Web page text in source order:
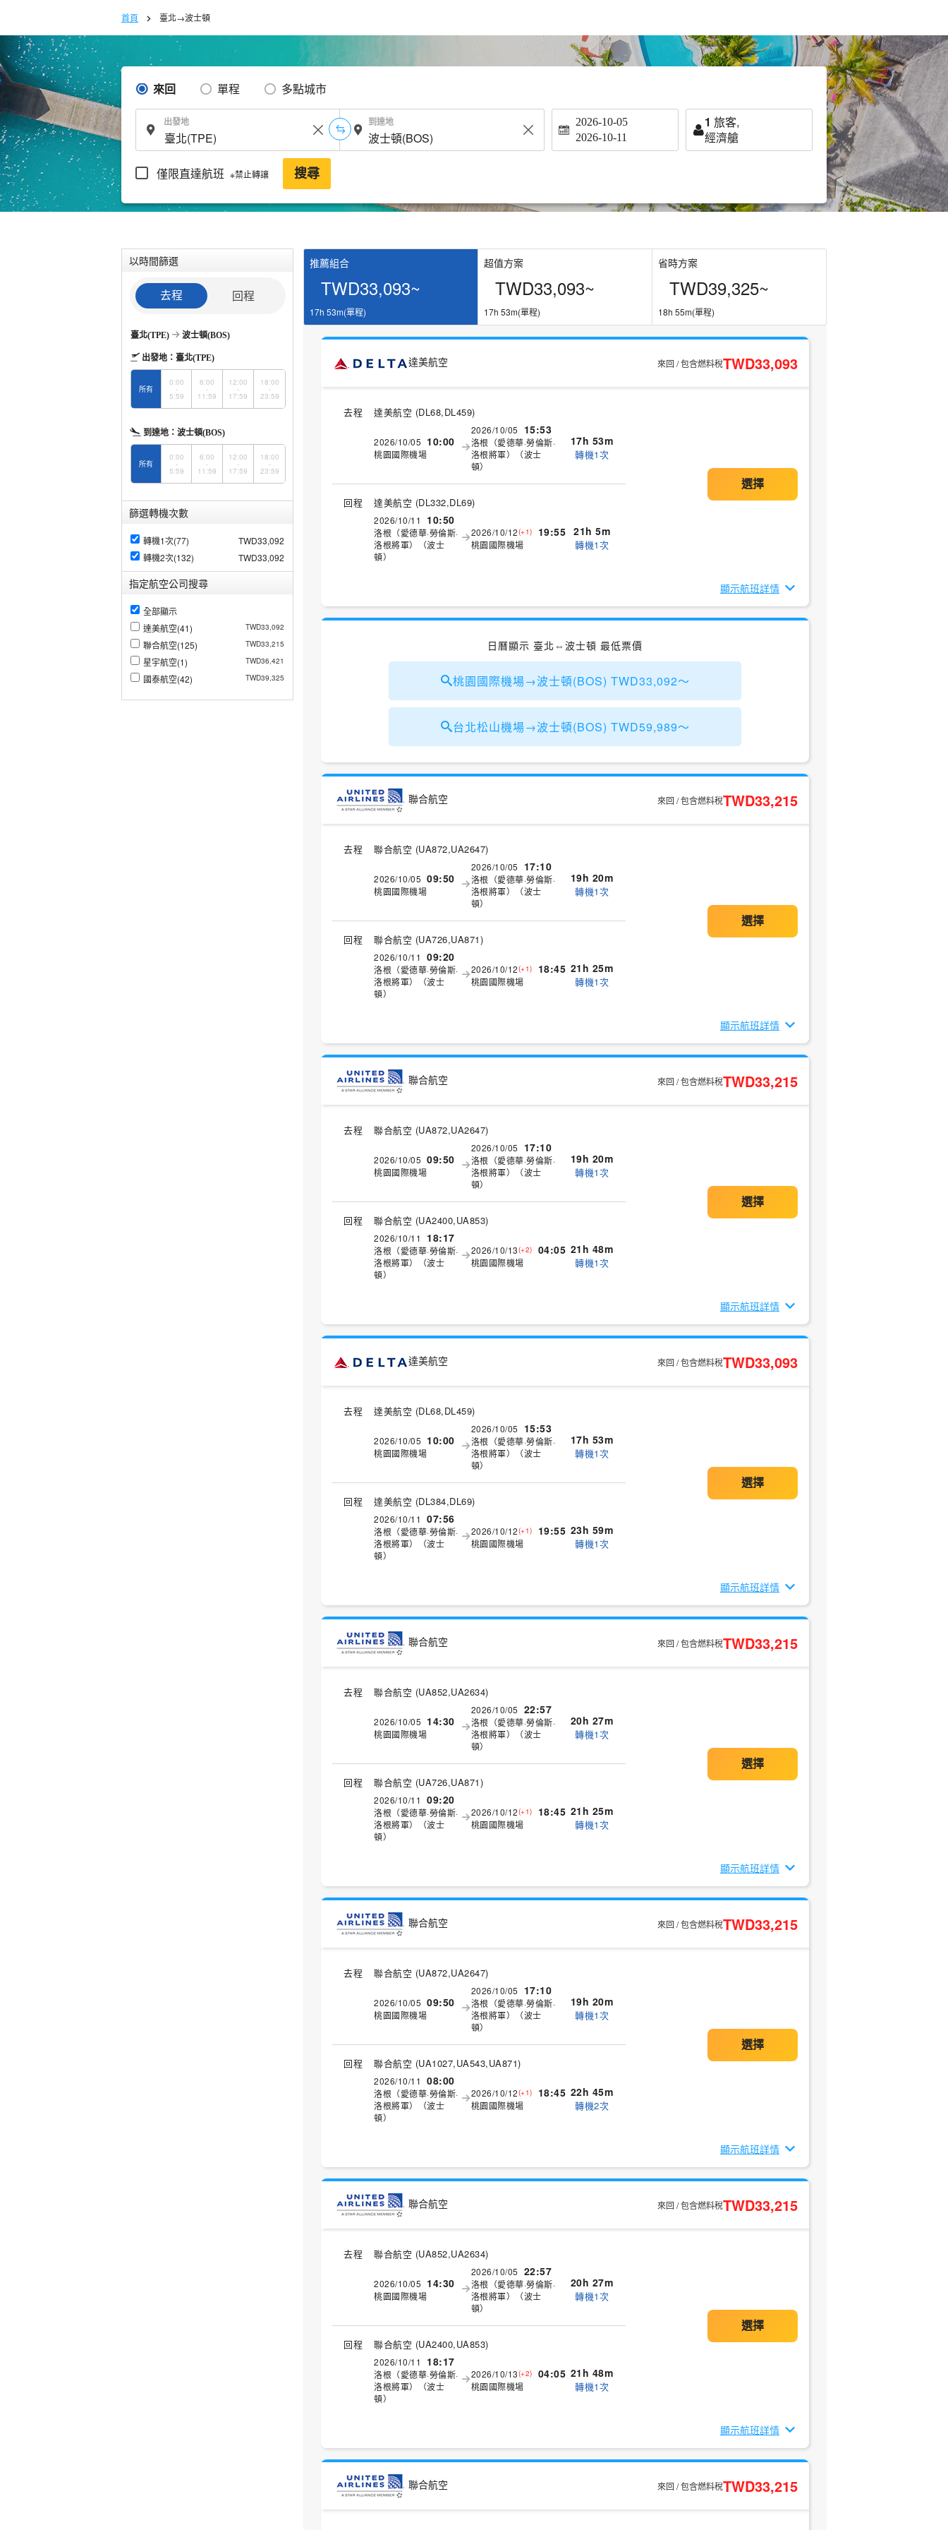
首頁 臺北→波士頓
來回 單程 多點城市
出發地 到達地 2026-10-05
2026-10-11
1 旅客,
經濟艙
僅限直達航班 ※禁止轉讓 搜尋
以時間篩選
去程 回程
臺北(TPE) 波士頓(BOS)
出發地： 臺北(TPE)
所有
0:00
-
5:59
6:00
-
11:59
12:00
-
17:59
18:00
-
23:59
到達地： 波士頓(BOS)
所有
0:00
-
5:59
6:00
-
11:59
12:00
-
17:59
18:00
-
23:59
篩選轉機次數
轉機1次(77)
TWD33,092
轉機2次(132)
TWD33,092
指定航空公司搜尋
全部顯示
達美航空(41)
TWD33,092
聯合航空(125) TWD33,215
星宇航空(1) TWD36,421
國泰航空(42) TWD39,325
推薦組合
TWD33,093~
17h 53m(單程)
超值方案
TWD33,093~
17h 53m(單程)
省時方案
TWD39,325~
18h 55m(單程)
達美航空 來回 / 包含燃料稅TWD33,093
去程 達美航空 (DL68,DL459)
2026/10/05 10:00
桃園國際機場
2026/10/05 15:53
洛根（愛德華·勞倫斯·
洛根將軍）（波士
頓）
17h 53m
轉機1次
回程 達美航空 (DL332,DL69)
2026/10/11 10:50
洛根（愛德華·勞倫斯·
洛根將軍）（波士
頓）
2026/10/12(+1) 19:55
桃園國際機場
21h 5m
轉機1次
顯示航班詳情
日曆顯示 臺北⇔波士頓 最低票價
桃園國際機場→波士頓(BOS) TWD33,092～
台北松山機場→波士頓(BOS) TWD59,989～
聯合航空 來回 / 包含燃料稅TWD33,215
去程 聯合航空 (UA872,UA2647)
2026/10/05 09:50
桃園國際機場
2026/10/05 17:10
洛根（愛德華·勞倫斯·
洛根將軍）（波士
頓）
19h 20m
轉機1次
回程 聯合航空 (UA726,UA871)
2026/10/11 09:20
洛根（愛德華·勞倫斯·
洛根將軍）（波士
頓）
2026/10/12(+1) 18:45
桃園國際機場
21h 25m
轉機1次
顯示航班詳情
聯合航空 來回 / 包含燃料稅TWD33,215
去程 聯合航空 (UA872,UA2647)
2026/10/05 09:50
桃園國際機場
2026/10/05 17:10
洛根（愛德華·勞倫斯·
洛根將軍）（波士
頓）
19h 20m
轉機1次
回程 聯合航空 (UA2400,UA853)
2026/10/11 18:17
洛根（愛德華·勞倫斯·
洛根將軍）（波士
頓）
2026/10/13(+2) 04:05
桃園國際機場
21h 48m
轉機1次
顯示航班詳情
達美航空 來回 / 包含燃料稅TWD33,093
去程 達美航空 (DL68,DL459)
2026/10/05 10:00
桃園國際機場
2026/10/05 15:53
洛根（愛德華·勞倫斯·
洛根將軍）（波士
頓）
17h 53m
轉機1次
回程 達美航空 (DL384,DL69)
2026/10/11 07:56
洛根（愛德華·勞倫斯·
洛根將軍）（波士
頓）
2026/10/12(+1) 19:55
桃園國際機場
23h 59m
轉機1次
顯示航班詳情
聯合航空 來回 / 包含燃料稅TWD33,215
去程 聯合航空 (UA852,UA2634)
2026/10/05 14:30
桃園國際機場
2026/10/05 22:57
洛根（愛德華·勞倫斯·
洛根將軍）（波士
頓）
20h 27m
轉機1次
回程 聯合航空 (UA726,UA871)
2026/10/11 09:20
洛根（愛德華·勞倫斯·
洛根將軍）（波士
頓）
2026/10/12(+1) 18:45
桃園國際機場
21h 25m
轉機1次
顯示航班詳情
聯合航空 來回 / 包含燃料稅TWD33,215
去程 聯合航空 (UA872,UA2647)
2026/10/05 09:50
桃園國際機場
2026/10/05 17:10
洛根（愛德華·勞倫斯·
洛根將軍）（波士
頓）
19h 20m
轉機1次
回程 聯合航空 (UA1027,UA543,UA871)
2026/10/11 08:00
洛根（愛德華·勞倫斯·
洛根將軍）（波士
頓）
2026/10/12(+1) 18:45
桃園國際機場
22h 45m
轉機2次
顯示航班詳情
聯合航空 來回 / 包含燃料稅TWD33,215
去程 聯合航空 (UA852,UA2634)
2026/10/05 14:30
桃園國際機場
2026/10/05 22:57
洛根（愛德華·勞倫斯·
洛根將軍）（波士
頓）
20h 27m
轉機1次
回程 聯合航空 (UA2400,UA853)
2026/10/11 18:17
洛根（愛德華·勞倫斯·
洛根將軍）（波士
頓）
2026/10/13(+2) 04:05
桃園國際機場
21h 48m
轉機1次
顯示航班詳情
聯合航空 來回 / 包含燃料稅TWD33,215